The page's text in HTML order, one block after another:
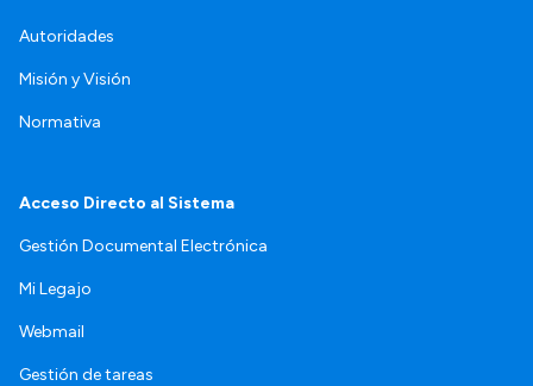
Autoridades
Misión y Visión
Normativa
Acceso Directo al Sistema
Gestión Documental Electrónica
Mi Legajo
Webmail
Gestión de tareas